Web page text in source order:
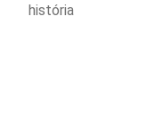
história